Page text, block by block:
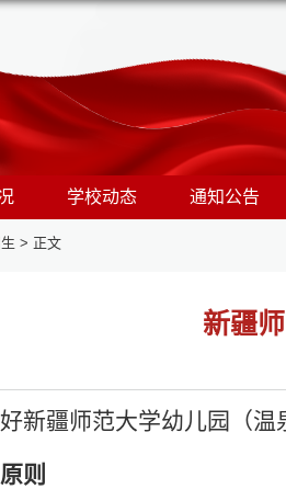
学校动态 通知公告
> 正文
新疆
新疆师范大学幼儿园（
则